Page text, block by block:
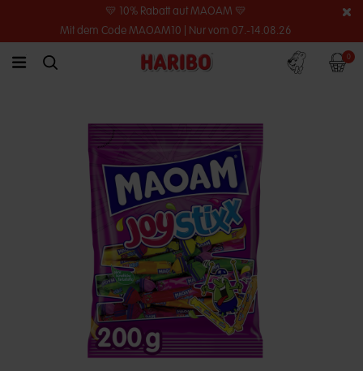
💛 10% Rabatt auf MAOAM 💛
Mit dem Code MAOAM10 | Nur vom 07.-14.08.26
link.header.menu.label
simplesearch.search.label
Konto 0